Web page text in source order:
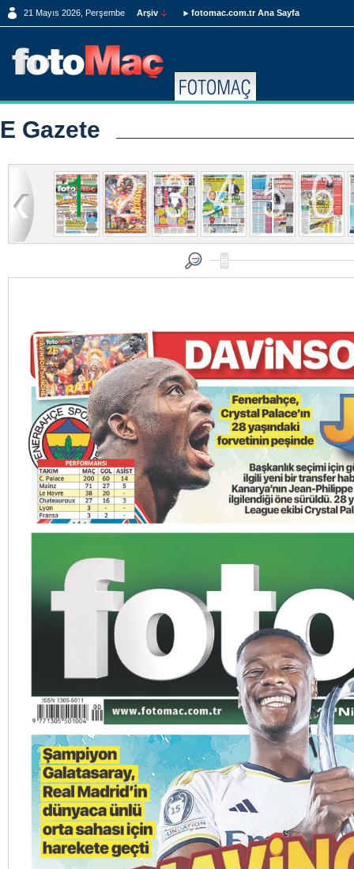
21 Mayıs 2026, Perşembe Arşiv fotomac.com.tr Ana Sayfa
E Gazete